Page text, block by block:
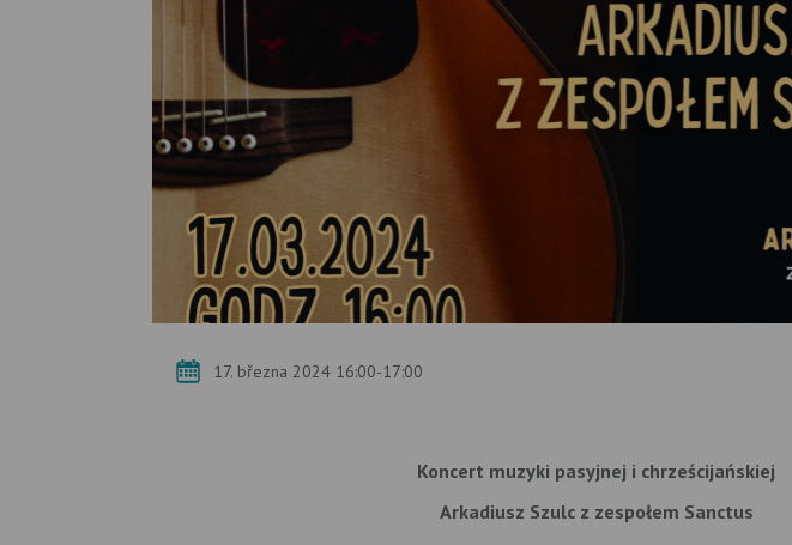
17. března 2024 16:00-17:00
Koncert muzyki pasyjnej i chrześcijańskiej
Arkadiusz Szulc z zespołem Sanctus